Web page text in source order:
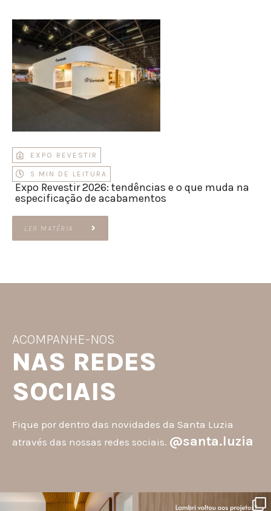
EXPO REVESTIR
5 MIN DE LEITURA
Expo Revestir 2026: tendências e o que muda na
especificação de acabamentos
LER MATÉRIA
ACOMPANHE-NOS
NAS REDES
SOCIAIS
Fique por dentro das novidades da Santa Luzia
através das nossas redes sociais. @santa.luzia
santa.luzia